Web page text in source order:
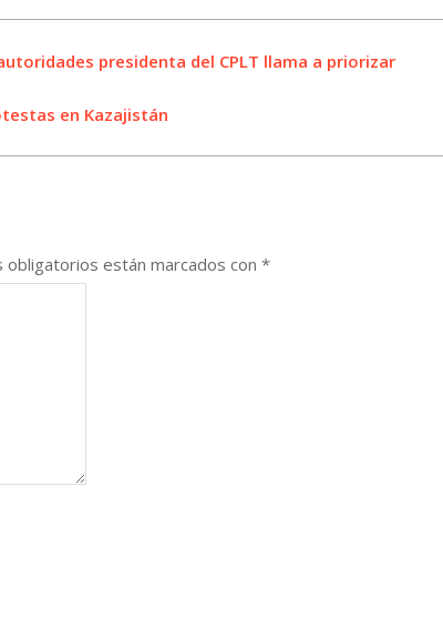
presidenta del CPLT llama a priorizar
en Kazajistán
obligatorios están marcados con *